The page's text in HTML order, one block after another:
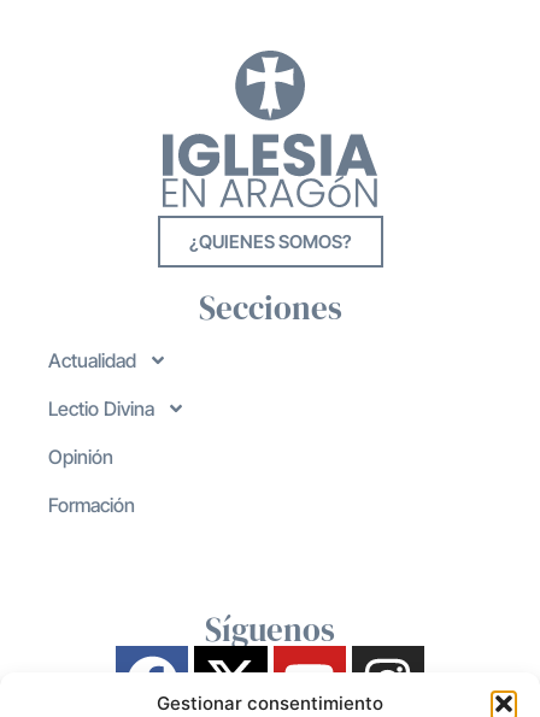
Gestionar consentimiento
¿QUIENES SOMOS?
Secciones
Actualidad
Lectio Divina
Opinión
Formación
Síguenos